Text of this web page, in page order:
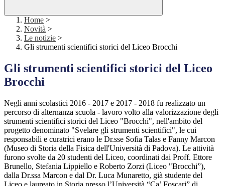
Home >
Novità >
Le notizie >
Gli strumenti scientifici storici del Liceo Brocchi
Gli strumenti scientifici storici del Liceo
Brocchi
Negli anni scolastici 2016 - 2017 e 2017 - 2018 fu realizzato un
percorso di alternanza scuola - lavoro volto alla valorizzazione degli
strumenti scientifici storici del Liceo "Brocchi", nell'ambito del
progetto denominato "Svelare gli strumenti scientifici", le cui
responsabili e curatrici erano le Dr.sse Sofia Talas e Fanny Marcon
(Museo di Storia della Fisica dell'Università di Padova). Le attività
furono svolte da 20 studenti del Liceo, coordinati dai Proff. Ettore
Brunello, Stefania Lippiello e Roberto Zorzi (Liceo "Brocchi”),
dalla Dr.ssa Marcon e dal Dr. Luca Munaretto, già studente del